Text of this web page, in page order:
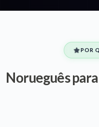
POR
Norueguês